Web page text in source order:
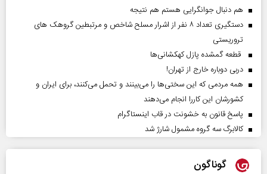
هم دنبال جوانگرایی هستم هم نتیجه
دستگیری تعداد ۸ نفر از اشرار مسلح شاخص و مرتبطین گروهک های
تروریستی
قطعه گمشده پازل کهکشانی‌ها
دربی دوباره خارج از تهران!
همه مردمی که این سختی‌ها را می‌بینند و تحمل می‌کنند، برای ایران و
کشورشان این کاررا انجام می‌دهند
پاسخ قانون به خشونت در قاب اینستاگرام
کالابرگ سه گروه مشمول شارژ شد
گوناگون